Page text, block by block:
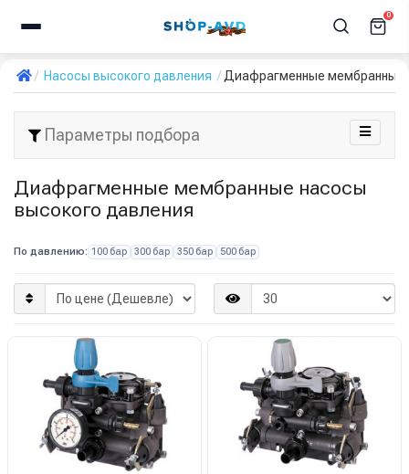
0
Насосы высокого давления Диафрагменные мембранные
Параметры подбора
Диафрагменные мембранные насосы
высокого давления
По давлению: 100 бар 300 бар 350 бар 500 бар